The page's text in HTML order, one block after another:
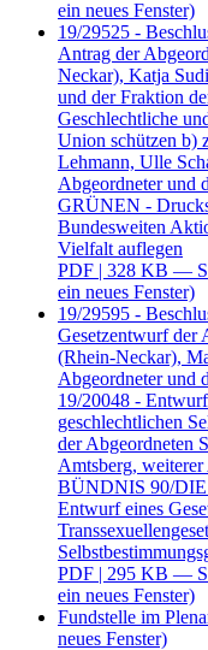
ein neues Fenster)
19/29525 -
Antrag der
Neckar), Katja
und der Fraktion
Geschlechtliche
Union schützen b)
Lehmann, Ulle
Abgeordneter und
GRÜNEN -
Bundesweiten
Vielfalt auflegen
PDF | 328 KB —
ein neues Fenster)
19/29595 -
Gesetzentwurf der
(Rhein-Neckar),
Abgeordneter und
19/20048 -
geschlechtlichen
der Abgeordneten
Amtsberg,
BÜNDNIS 90/DIE
Entwurf eines
PDF | 295 KB —
ein neues Fenster)
Fundstelle im
neues Fenster)